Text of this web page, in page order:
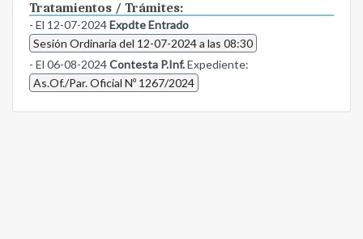
Tratamientos / Trámites:
- El 12-07-2024Expdte Entrado
Sesión Ordinaria del 12-07-2024 a las 08:30
- El 06-08-2024Contesta P.Inf.Expediente:
As.Of./Par. Oficial Nº 1267/2024